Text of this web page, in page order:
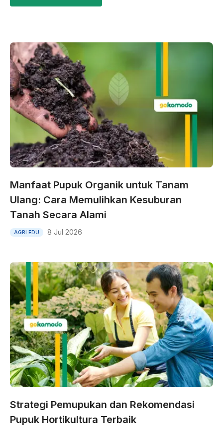
Manfaat Pupuk Organik untuk Tanam
Ulang: Cara Memulihkan Kesuburan
Tanah Secara Alami
AGRI EDU 8 Jul 2026
Strategi Pemupukan dan Rekomendasi
Pupuk Hortikultura Terbaik